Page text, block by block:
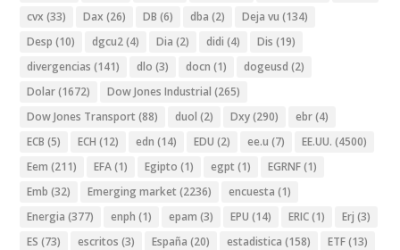
cvx (33) Dax (26) DB (6) dba (2) Deja vu (134)
Desp (10) dgcu2(4) Dia (2) didi (4) Dis (19)
divergencias (141) dlo (3) docn (1) dogeusd (2)
Dolar(1672) Dow Jones Industrial (265)
Dow Jones Transport (88) duol (2) Dxy(290) ebr(4)
ECB (5) ECH (12) edn (14) EDU (2) ee.u (7) EE.UU. (4500)
Eem (211) EFA(1) Egipto (1) egpt (1) EGRNF(1)
Emb (32) Emerging market (2236) encuesta (1)
Energia (377) enph (1) epam (3) EPU (14) ERIC(1) Erj (3)
ES (73) escritos (3) España (20) estadistica (158) ETF(13)